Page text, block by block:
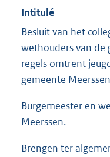
Intitulé
Besluit van het
wethouders van de
regels omtrent
gemeente
Burgemeester en
Meerssen.
Brengen ter